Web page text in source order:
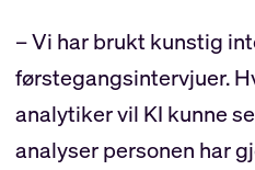
– Vi har brukt kunstig
førstegangsintervjuer.
analytiker vil KI kunne
analyser personen har